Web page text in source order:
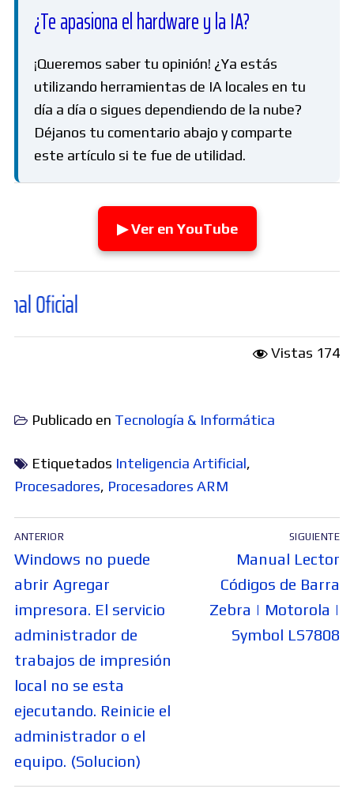
¿Te apasiona el hardware y la IA?
¡Queremos saber tu opinión! ¿Ya estás
utilizando herramientas de IA locales en tu
día a día o sigues dependiendo de la nube?
Déjanos tu comentario abajo y comparte
este artículo si te fue de utilidad.
▶ Ver en YouTube
Vistas 174
Publicado en Tecnología & Informática
Etiquetados Inteligencia Artificial,
Procesadores, Procesadores ARM
Navegación
de
entradas
ANTERIOR
Entrada
anterior:
Windows no puede
abrir Agregar
impresora. El servicio
administrador de
trabajos de impresión
local no se esta
ejecutando. Reinicie el
administrador o el
equipo. (Solucion)
SIGUIENTE
Entrada
siguiente:
Manual Lector
Códigos de Barra
Zebra | Motorola |
Symbol LS7808